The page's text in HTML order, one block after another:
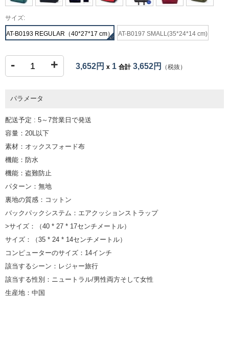
サイズ:
AT-B0193 REGULAR（40*27*17 cm） AT-B0197 SMALL(35*24*14 cm)
- + 3,652円 x 1 合計3,652円 （税抜）
パラメータ
配送予定 : 5～7営業日で発送
容量：20L以下
素材：オックスフォード布
機能：防水
機能：盗難防止
パターン：無地
裏地の質感：コットン
バックパックシステム：エアクッションストラップ
>サイズ：（40 * 27 * 17センチメートル）
サイズ：（35 * 24 * 14センチメートル）
コンピューターのサイズ：14インチ
該当するシーン：レジャー旅行
該当する性別：ニュートラル/男性両方そして女性
生産地：中国